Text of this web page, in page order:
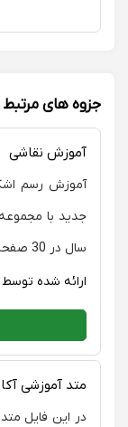
و بتونیم به
ممنونم که با
کنید و
جزوه های
آموزش نقاشی
آموزش رسم
سال در 30 صفحه
ارائه شده
متد آموزشی
در این فایل